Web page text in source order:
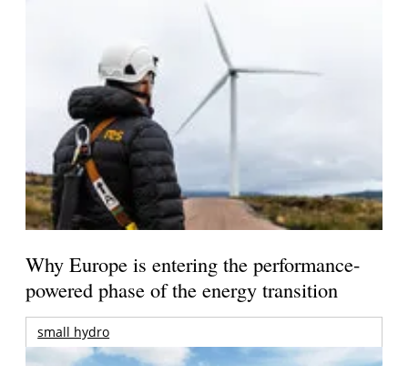
Why Europe is entering the performance-
powered phase of the energy transition
small hydro